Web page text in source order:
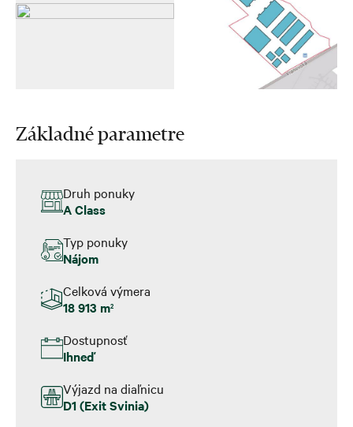
Základné parametre
Druh ponuky
A Class
Typ ponuky
Nájom
Celková výmera
18 913 m2
Dostupnosť
Ihneď
Výjazd na diaľnicu
D1 (Exit Svinia)